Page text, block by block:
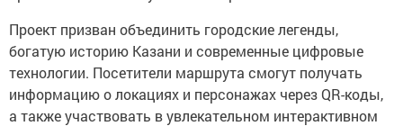
Проект призван объединить городские легенды,
богатую историю Казани и современные цифровые
технологии. Посетители маршрута смогут получать
информацию о локациях и персонажах через QR-коды,
а также участвовать в увлекательном интерактивном